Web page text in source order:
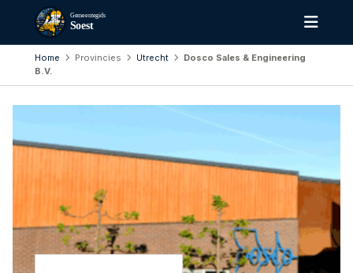
Gemeentegids
Soest
Home Provincies Utrecht
Dosco Sales & Engineering
B.V.